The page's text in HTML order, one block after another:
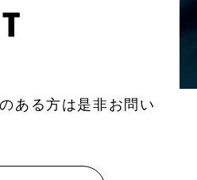
ある方は是非お問い